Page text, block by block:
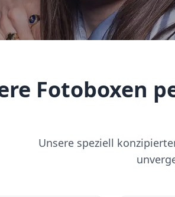
Fotoboxen
Unsere speziell